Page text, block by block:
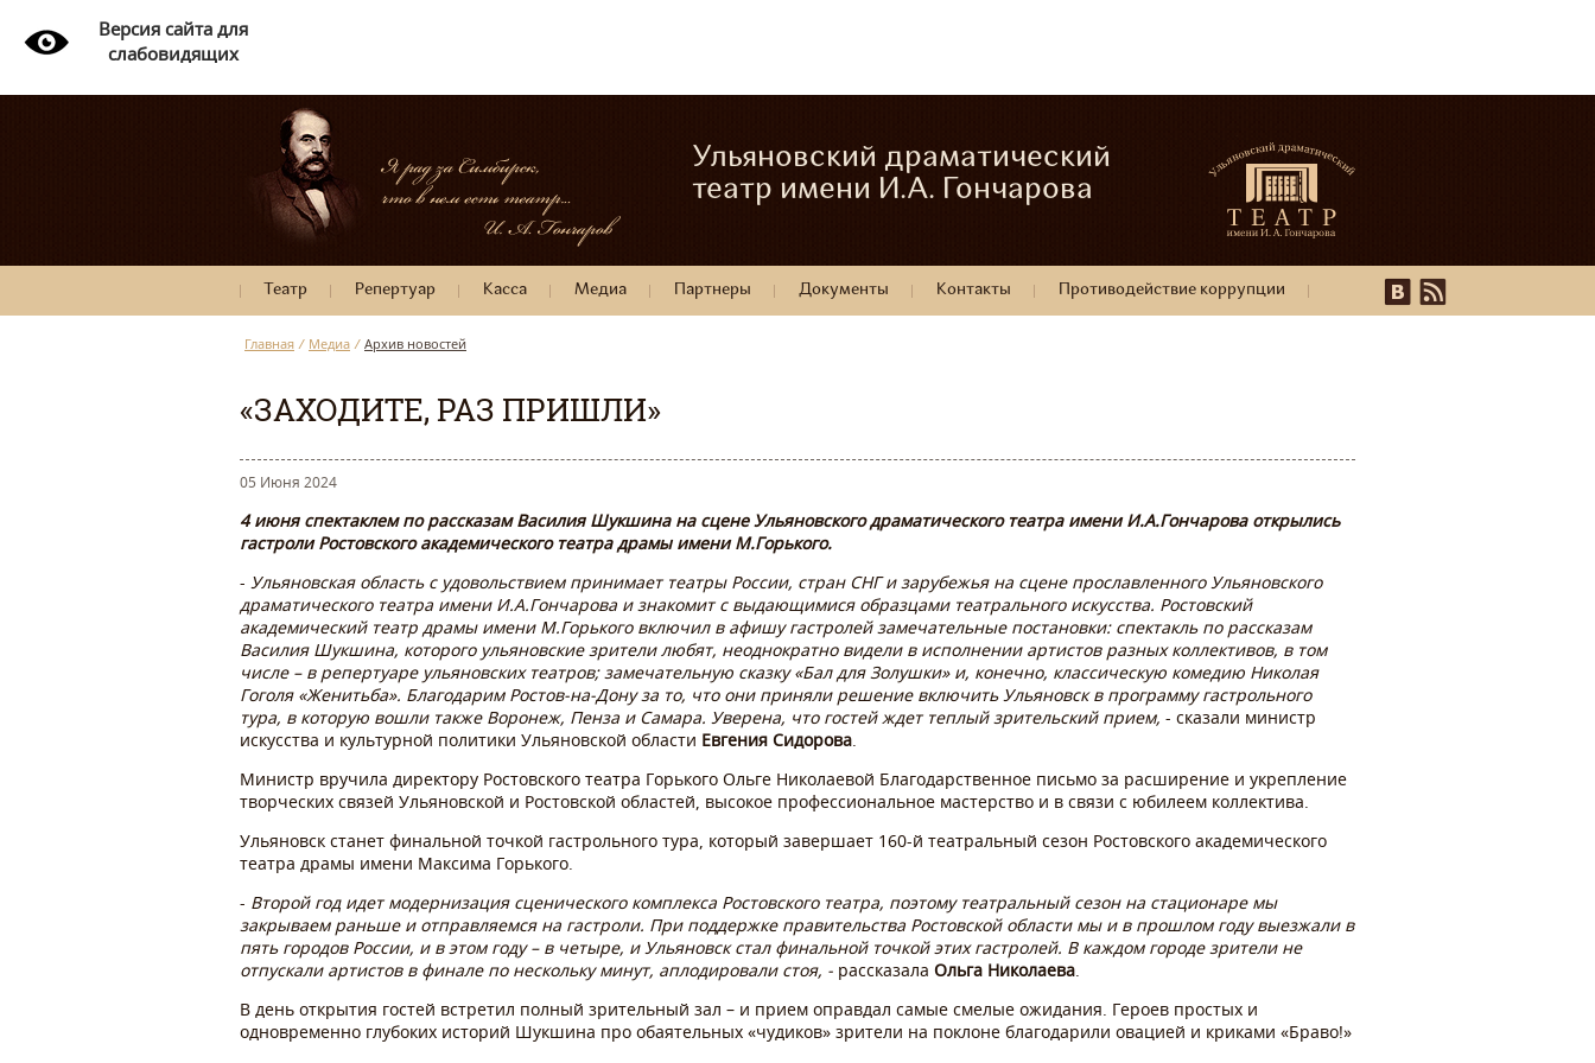
Версия сайта для
слабовидящих
Ульяновский драматический
театр имени И.А. Гончарова
Театр Репертуар Касса Медиа Партнеры Документы Контакты Противодействие коррупции
Главная / Медиа / Архив новостей
«ЗАХОДИТЕ, РАЗ ПРИШЛИ»
05 Июня 2024
4 июня спектаклем по рассказам Василия Шукшина на сцене Ульяновского драматического театра имени И.А.Гончарова открылись
гастроли Ростовского академического театра драмы имени М.Горького.
- Ульяновская область с удовольствием принимает театры России, стран СНГ и зарубежья на сцене прославленного Ульяновского
драматического театра имени И.А.Гончарова и знакомит с выдающимися образцами театрального искусства. Ростовский
академический театр драмы имени М.Горького включил в афишу гастролей замечательные постановки: спектакль по рассказам
Василия Шукшина, которого ульяновские зрители любят, неоднократно видели в исполнении артистов разных коллективов, в том
числе – в репертуаре ульяновских театров; замечательную сказку «Бал для Золушки» и, конечно, классическую комедию Николая
Гоголя «Женитьба». Благодарим Ростов-на-Дону за то, что они приняли решение включить Ульяновск в программу гастрольного
тура, в которую вошли также Воронеж, Пенза и Самара. Уверена, что гостей ждет теплый зрительский прием, - сказали министр
искусства и культурной политики Ульяновской области Евгения Сидорова.
Министр вручила директору Ростовского театра Горького Ольге Николаевой Благодарственное письмо за расширение и укрепление
творческих связей Ульяновской и Ростовской областей, высокое профессиональное мастерство и в связи с юбилеем коллектива.
Ульяновск станет финальной точкой гастрольного тура, который завершает 160-й театральный сезон Ростовского академического
театра драмы имени Максима Горького.
- Второй год идет модернизация сценического комплекса Ростовского театра, поэтому театральный сезон на стационаре мы
закрываем раньше и отправляемся на гастроли. При поддержке правительства Ростовской области мы и в прошлом году выезжали в
пять городов России, и в этом году – в четыре, и Ульяновск стал финальной точкой этих гастролей. В каждом городе зрители не
отпускали артистов в финале по нескольку минут, аплодировали стоя, - рассказала Ольга Николаева.
В день открытия гостей встретил полный зрительный зал – и прием оправдал самые смелые ожидания. Героев простых и
одновременно глубоких историй Шукшина про обаятельных «чудиков» зрители на поклоне благодарили овацией и криками «Браво!»